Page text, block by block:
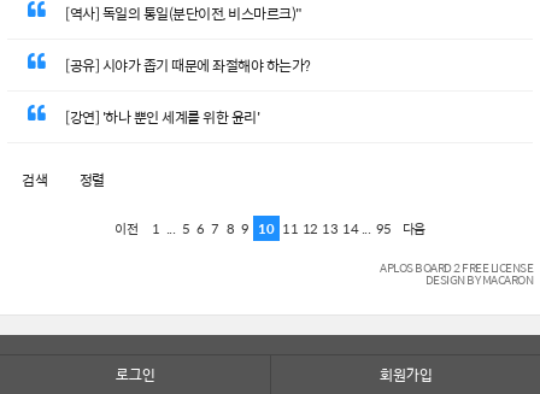
[역사] 독일의 통일(분단이전, 비스마르크)"
[공유] 시야가 좁기 때문에 좌절해야 하는가?
[강연] '하나 뿐인 세계를 위한 윤리'
검색 정렬
이전 1 ... 5 6 7 8 9 10 11 12 13 14 ... 95 다음
APLOS BOARD 2 FREE LICENSE
DESIGN BY MACARON
로그인 회원가입